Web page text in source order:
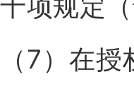
十项规定
（7）在